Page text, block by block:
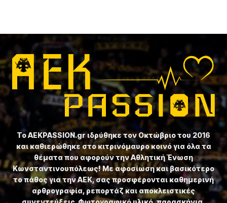
Το ⁦AEKPASSION.gr⁩ ιδρύθηκε τον Οκτώβριο του 2016
και καθιερώθηκε στο κιτρινόμαυρο κοινό για όλα τα
θέματα που αφορούν την Αθλητική Ένωση
Κωνσταντινουπόλεως! Με αφοσίωση και βασικότερο
το πάθος για την ΑΕΚ, σας προσφέρονται καθημερινή
αρθρογραφία, ρεπορτάζ και αποκλειστικές